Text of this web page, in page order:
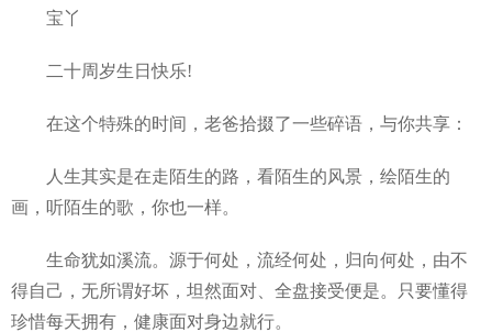
宝丫
二十周岁生日快乐!
在这个特殊的时间，老爸拾掇了一些碎语，与你共享：
人生其实是在走陌生的路，看陌生的风景，绘陌生的
画，听陌生的歌，你也一样。
生命犹如溪流。源于何处，流经何处，归向何处，由不
得自己，无所谓好坏，坦然面对、全盘接受便是。只要懂得
珍惜每天拥有，健康面对身边就行。